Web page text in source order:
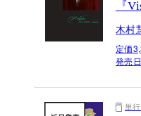
『
木村
定価
発売
単